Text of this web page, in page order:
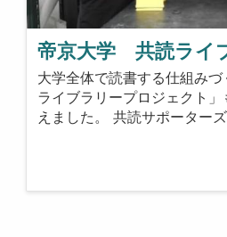
帝京大学 共読ライ
大学全体で読書する仕組み
ライブラリープロジェクト」
えました。 共読サポーター